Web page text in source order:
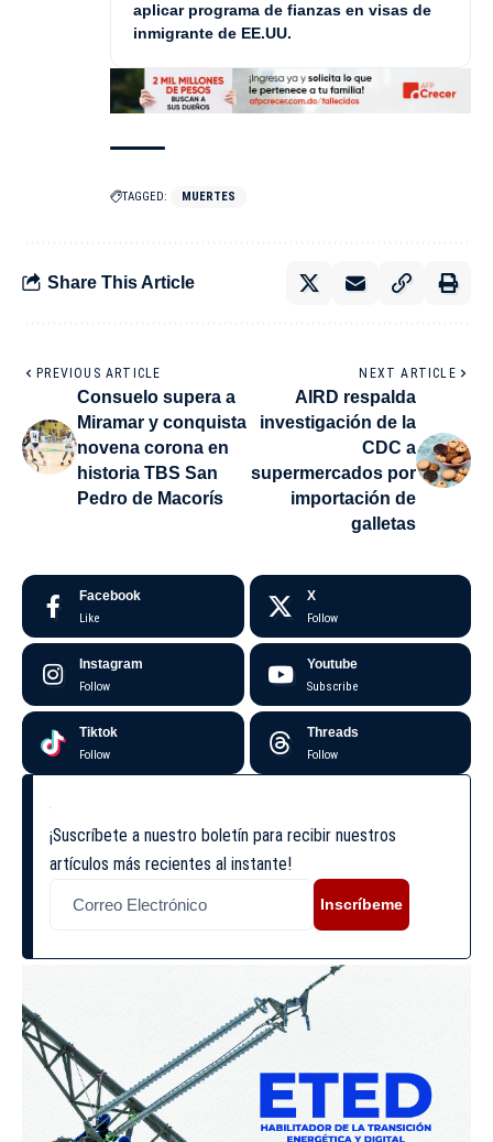
aplicar programa de fianzas en visas de
inmigrante de EE.UU.
TAGGED: MUERTES
Share This Article
PREVIOUS ARTICLE
Consuelo supera a
Miramar y conquista
novena corona en
historia TBS San
Pedro de Macorís
NEXT ARTICLE
AIRD respalda
investigación de la
CDC a
supermercados por
importación de
galletas
Facebook
Like
X
Follow
Instagram
Follow
Youtube
Subscribe
Tiktok
Follow
Threads
Follow
¡Suscríbete a nuestro boletín para recibir nuestros
artículos más recientes al instante!
Inscríbeme